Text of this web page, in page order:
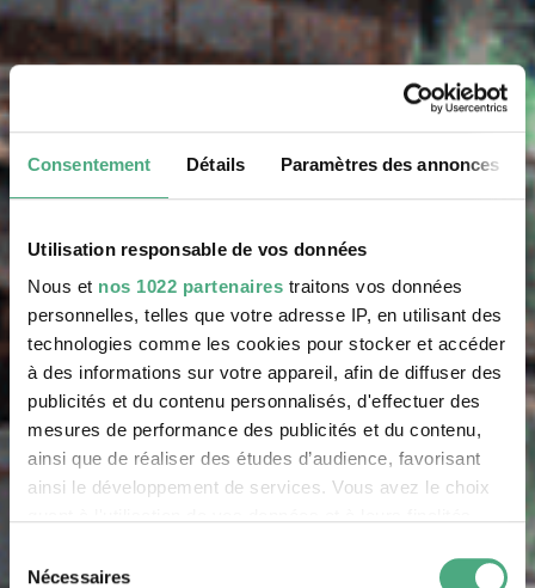
Consentement Détails Paramètres des annonces
Utilisation responsable de vos données
Nous et nos 1022 partenaires traitons vos données
personnelles, telles que votre adresse IP, en utilisant des
technologies comme les cookies pour stocker et accéder
à des informations sur votre appareil, afin de diffuser des
publicités et du contenu personnalisés, d'effectuer des
mesures de performance des publicités et du contenu,
ainsi que de réaliser des études d’audience, favorisant
ainsi le développement de services. Vous avez le choix
tout moment en consultant la Déclaration relative aux
Nécessaires